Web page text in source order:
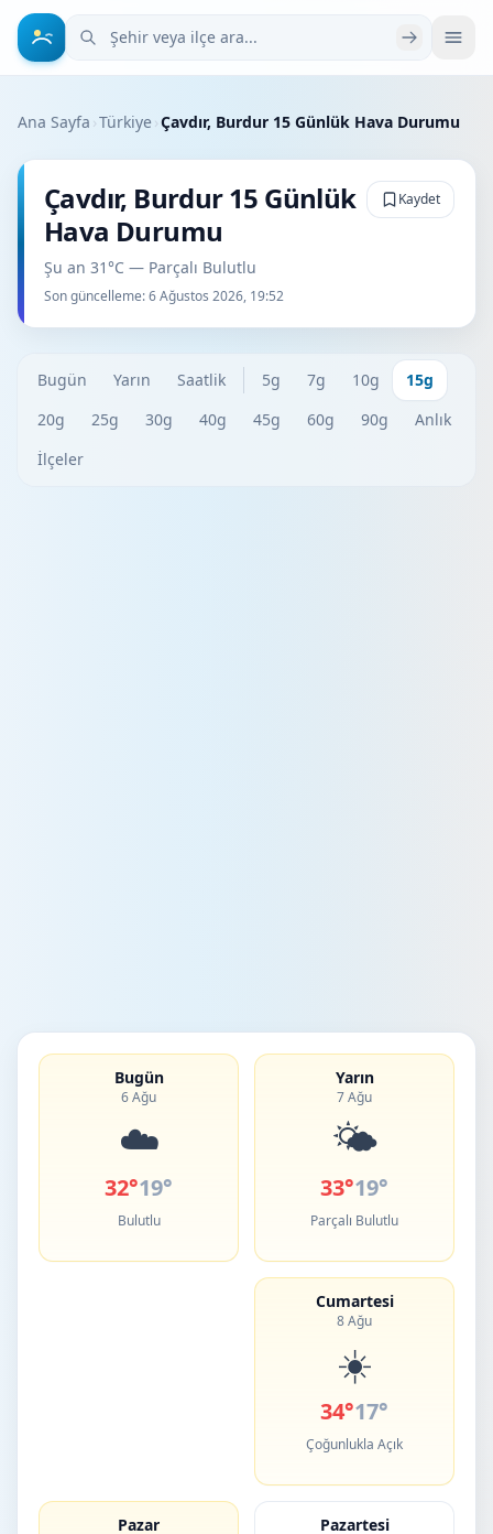
Şehir veya ilçe ara
Ana Sayfa ›Türkiye›Çavdır, Burdur 15 Günlük Hava Durumu
Çavdır, Burdur 15 Günlük
Hava Durumu
Şu an 31°C — Parçalı Bulutlu
Son güncelleme:6 Ağustos 2026, 19:52
Kaydet
Bugün Yarın Saatlik 5g 7g 10g
15g
20g
25g 30g 40g 45g 60g 90g
Anlık
İlçeler
Bugün
6 Ağu
☁️
32°19°
Bulutlu
Yarın
7 Ağu
🌤️
33°19°
Parçalı Bulutlu
Cumartesi
8 Ağu
☀️
34°17°
Çoğunlukla Açık
Pazar Pazartesi